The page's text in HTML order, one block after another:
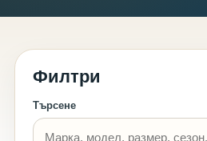
Филтри
Търсене